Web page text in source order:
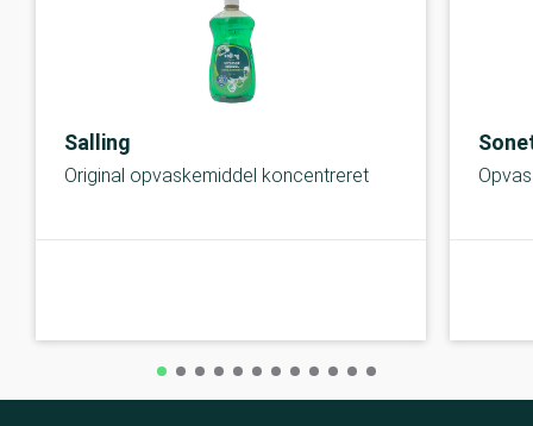
Salling
Original opvaskemiddel koncentreret